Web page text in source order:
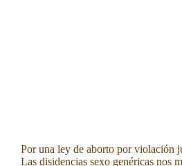
Por una ley de aborto por violación
Las disidencias sexo genéricas nos